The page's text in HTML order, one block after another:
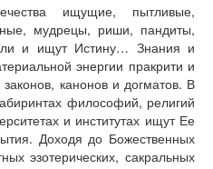
ищущие, пытливые,
мудрецы, риши, пандиты,
и ищут Истину… Знания и
энергии пракрити и
канонов и догматов. В
философий, религий
и институтах ищут Ее
Доходя до Божественных
эзотерических, сакральных